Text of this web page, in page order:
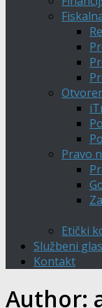
Pravo
Etički
Službeni
Kontakt
Author: